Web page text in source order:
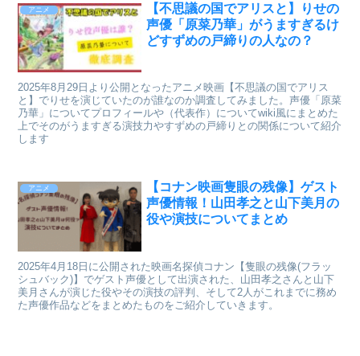
アニメ
【不思議の国でアリスと】りせの
声優「原菜乃華」がうますぎるけ
どすずめの戸締りの人なの？
2025年8月29日より公開となったアニメ映画【不思議の国でアリス
と】でりせを演じていたのが誰なのか調査してみました。声優「原菜
乃華」についてプロフィールや（代表作）についてwiki風にまとめた
上でそのがうますぎる演技力やすずめの戸締りとの関係について紹介
します
アニメ
【コナン映画隻眼の残像】ゲスト
声優情報！山田孝之と山下美月の
役や演技についてまとめ
2025年4月18日に公開された映画名探偵コナン【隻眼の残像(フラッ
シュバック)】でゲスト声優として出演された、山田孝之さんと山下
美月さんが演じた役やその演技の評判、そして2人がこれまでに務め
た声優作品などをまとめたものをご紹介していきます。